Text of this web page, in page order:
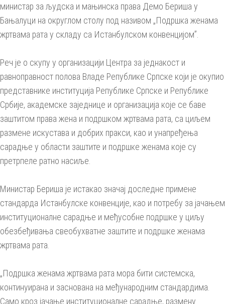
министар за људска и мањинска права Демо Бериша у
Бањалуци на округлом столу под називом „Подршка женама
жртвама рата у складу са Истанбулском конвенцијом”.
Реч је о скупу у организацији Центра за једнакост и
равноправност полова Владе Републике Српске који је окупио
представнике институција Републике Српске и Републике
Србије, академске заједнице и организација које се баве
заштитом права жена и подршком жртвама рата, са циљем
размене искустава и добрих пракси, као и унапређења
сарадње у области заштите и подршке женама које су
претрпеле ратно насиље.
Министар Бериша је истакао значај доследне примене
стандарда Истанбулске конвенције, као и потребу за јачањем
институционалне сарадње и међусобне подршке у циљу
обезбеђивања свеобухватне заштите и подршке женама
жртвама рата.
„Подршка женама жртвама рата мора бити системска,
континуирана и заснована на међународним стандардима.
Само кроз јачање институционалне сарадње, размену